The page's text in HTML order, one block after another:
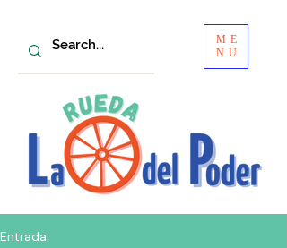
ME
NU
Entrada